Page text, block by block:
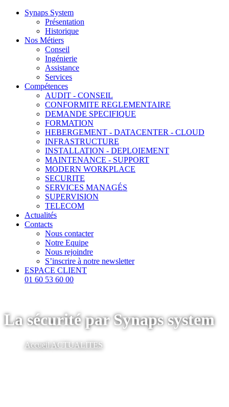
Synaps System
Présentation
Historique
Nos Métiers
Conseil
Ingénierie
Assistance
Services
Compétences
AUDIT - CONSEIL
CONFORMITE REGLEMENTAIRE
DEMANDE SPECIFIQUE
FORMATION
HEBERGEMENT - DATACENTER - CLOUD
INFRASTRUCTURE
INSTALLATION - DEPLOIEMENT
MAINTENANCE - SUPPORT
MODERN WORKPLACE
SECURITE
SERVICES MANAGÉS
SUPERVISION
TELECOM
Actualités
Contacts
Nous contacter
Notre Equipe
Nous rejoindre
S’inscrire à notre newsletter
ESPACE CLIENT
01 60 53 60 00
La sécurité par Synaps system
AccueilACTUALITES